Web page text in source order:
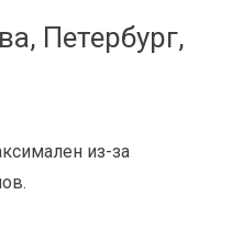
Петербург,
из-за